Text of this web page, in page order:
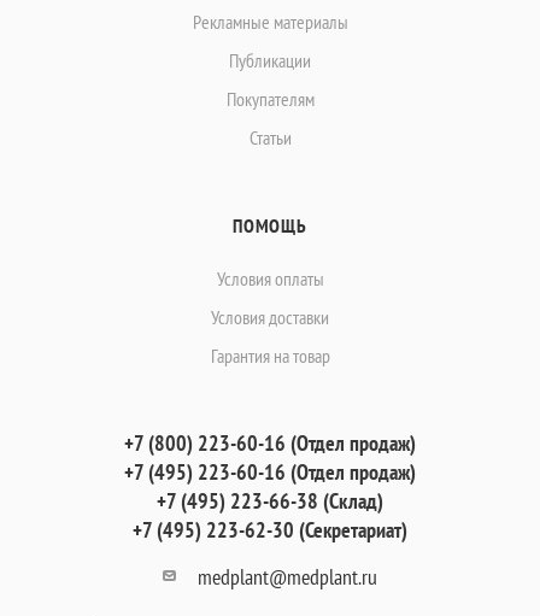
Рекламные материалы
Публикации
Покупателям
Статьи
ПОМОЩЬ
Условия оплаты
Условия доставки
Гарантия на товар
+7 (800) 223-60-16 (Отдел продаж)
+7 (495) 223-60-16 (Отдел продаж)
+7 (495) 223-66-38 (Склад)
+7 (495) 223-62-30 (Секретариат)
medplant@medplant.ru